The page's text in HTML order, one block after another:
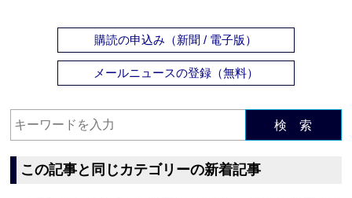
購読の申込み（新聞 / 電子版）
メールニュースの登録（無料）
検 索
この記事と同じカテゴリーの新着記事